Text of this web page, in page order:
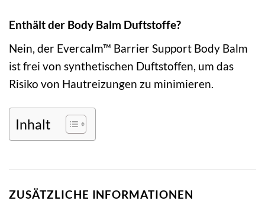
Enthält der Body Balm Duftstoffe?
Nein, der Evercalm™ Barrier Support Body Balm
ist frei von synthetischen Duftstoffen, um das
Risiko von Hautreizungen zu minimieren.
Inhalt
ZUSÄTZLICHE INFORMATIONEN